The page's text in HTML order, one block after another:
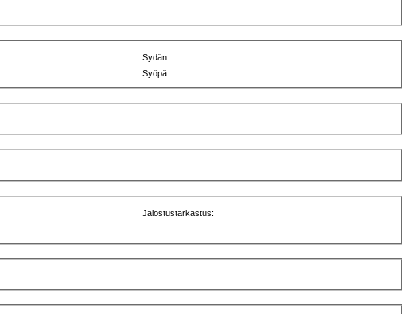
Sydän:
Syöpä:
Jalostustarkastus: